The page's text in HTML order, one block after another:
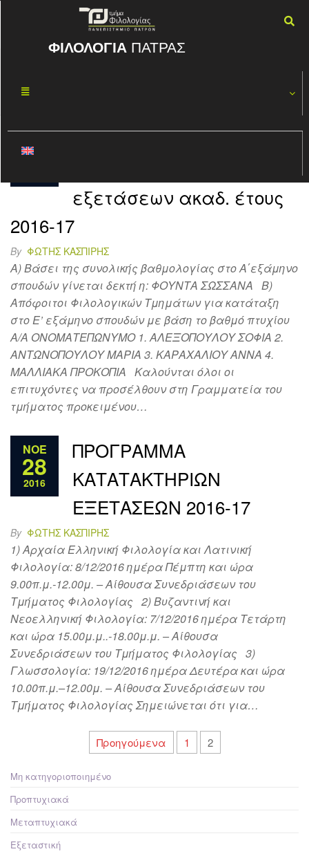
ΦΙΛΟΛΟΓΙΑ ΠΑΤΡΑΣ
Κατατακτήριες
10
Αποτελέσματα
εξετάσεων ακαδ. έτους
2016-17
By ΦΏΤΗΣ ΚΑΣΠΊΡΗΣ
A) Βάσει της συνολικής βαθμολογίας στο Α΄εξάμηνο
σπουδών γίνεται δεκτή η: ΦΟΥΝΤΑ ΣΩΣΣΑΝΑ Β)
Απόφοιτοι Φιλολογικών Τμημάτων για κατάταξη
στο Ε’ εξάμηνο σπουδών με βάση το βαθμό πτυχίου
Α/Α ΟΝΟΜΑΤΕΠΩΝΥΜΟ 1. ΑΛΕΞΟΠΟΥΛΟΥ ΣΟΦΙΑ 2.
ΑΝΤΩΝΟΠΟΥΛΟΥ ΜΑΡΙΑ 3. ΚΑΡΑΧΑΛΙΟΥ ΑΝΝΑ 4.
ΜΑΛΛΙΑΚΑ ΠΡΟΚΟΠΙΑ Καλούνται όλοι οι
επιτυχόντες να προσέλθουν στη Γραμματεία του
τμήματος προκειμένου…
ΝΟΈ
28
2016
ΠΡΟΓΡΑΜΜΑ
ΚΑΤΑΤΑΚΤΗΡΙΩΝ
ΕΞΕΤΑΣΕΩΝ 2016-17
By ΦΏΤΗΣ ΚΑΣΠΊΡΗΣ
1) Αρχαία Ελληνική Φιλολογία και Λατινική
Φιλολογία: 8/12/2016 ημέρα Πέμπτη και ώρα
9.00π.μ.-12.00μ. – Αίθουσα Συνεδριάσεων του
Τμήματος Φιλολογίας 2) Βυζαντινή και
Νεοελληνική Φιλολογία: 7/12/2016 ημέρα Τετάρτη
και ώρα 15.00μ.μ..-18.00μ.μ. – Αίθουσα
Συνεδριάσεων του Τμήματος Φιλολογίας 3)
Γλωσσολογία: 19/12/2016 ημέρα Δευτέρα και ώρα
10.00π.μ.–12.00μ. – Αίθουσα Συνεδριάσεων του
Τμήματος Φιλολογίας Σημειώνεται ότι για…
Προηγούμενα 1 2
Μη κατηγοριοποιημένο
Προπτυχιακά
Μεταπτυχιακά
Εξεταστική